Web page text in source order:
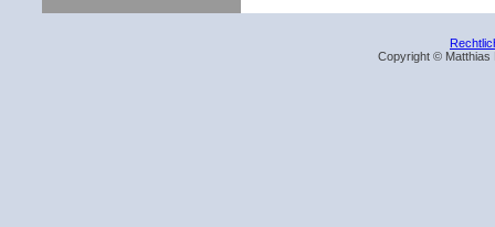
Copyright © Matthias